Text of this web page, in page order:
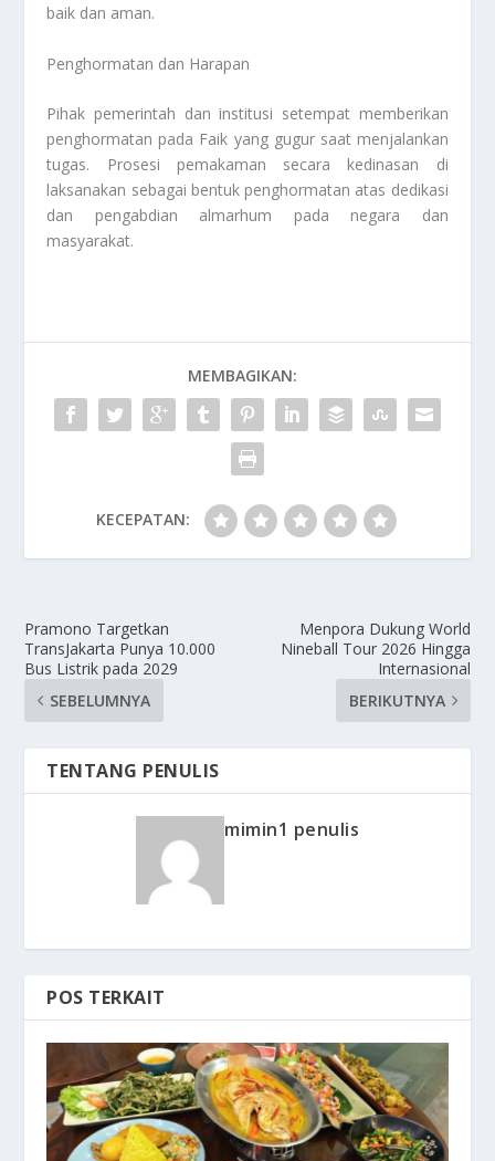
baik dan aman.
Penghormatan dan Harapan
Pihak pemerintah dan institusi setempat memberikan
penghormatan pada Faik yang gugur saat menjalankan
tugas. Prosesi pemakaman secara kedinasan di
laksanakan sebagai bentuk penghormatan atas dedikasi
dan pengabdian almarhum pada negara dan
masyarakat.
MEMBAGIKAN:
KECEPATAN:
Pramono Targetkan
TransJakarta Punya 10.000
Bus Listrik pada 2029
SEBELUMNYA
Menpora Dukung World
Nineball Tour 2026 Hingga
Internasional
BERIKUTNYA
TENTANG PENULIS
mimin1 penulis
POS TERKAIT